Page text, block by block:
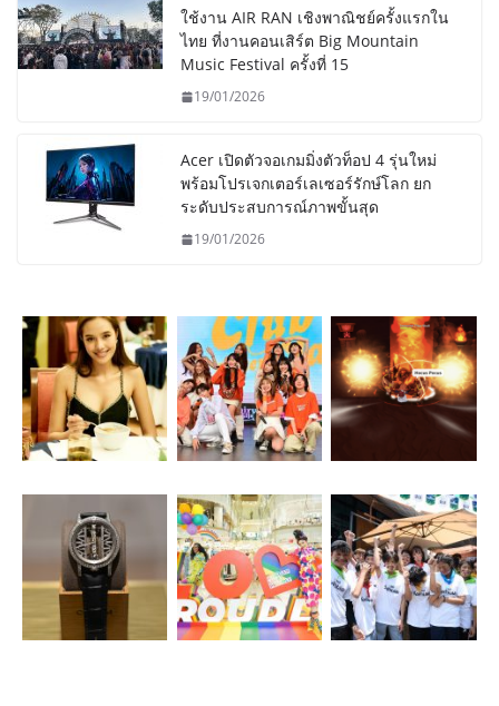
ใช้งาน AIR RAN เชิงพาณิชย์ครั้งแรกใน
ไทย ที่งานคอนเสิร์ต Big Mountain
Music Festival ครั้งที่ 15
19/01/2026
Acer เปิดตัวจอเกมมิ่งตัวท็อป 4 รุ่นใหม่
พร้อมโปรเจกเตอร์เลเซอร์รักษ์โลก ยก
ระดับประสบการณ์ภาพขั้นสุด
19/01/2026